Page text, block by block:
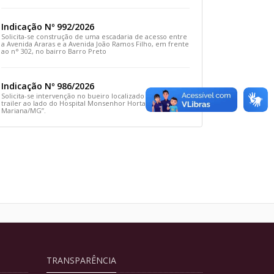
Indicação Nº 992/2026
Solicita-se construção de uma escadaria de acesso entre
a Avenida Araras e a Avenida João Ramos Filho, em frente
ao n° 302, no bairro Barro Preto
Indicação Nº 986/2026
Solicita-se intervenção no bueiro localizado em frente ao
trailer ao lado do Hospital Monsenhor Horta, em
Mariana/MG”.
TRANSPARÊNCIA